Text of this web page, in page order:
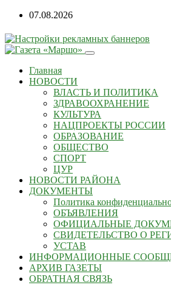
Перейти
содержанию
07.08.2026
Главная
НОВОСТИ
ВЛАСТЬ И ПОЛИТИКА
ЗДРАВООХРАНЕНИЕ
КУЛЬТУРА
НАЦПРОЕКТЫ РОССИИ
ОБРАЗОВАНИЕ
ОБЩЕСТВО
СПОРТ
ЦУР
НОВОСТИ РАЙОНА
ДОКУМЕНТЫ
Политика
ОБЪЯВЛЕНИЯ
ОФИЦИАЛЬНЫЕ
СВИДЕТЕЛЬСТВО О
УСТАВ
ИНФОРМАЦИОННЫЕ
АРХИВ ГАЗЕТЫ
ОБРАТНАЯ СВЯЗЬ